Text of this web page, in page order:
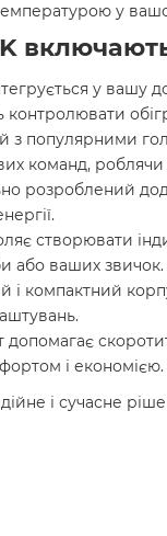
у
у
з популярними
команд,
розроблений
створювати
або ваших звичок.
і компактний
і економією.
і сучасне